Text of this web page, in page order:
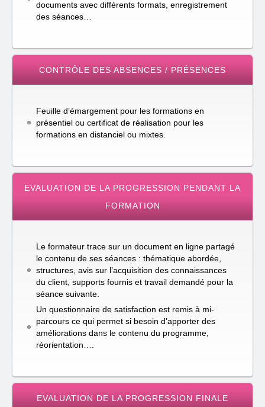
documents avec différents formats, enregistrement
des séances…
CONTRÔLE DES ABSENCES / PRÉSENCES
Feuille d’émargement pour les formations en
présentiel ou certificat de réalisation pour les
formations en distanciel ou mixtes.
EVALUATION DE LA PROGRESSION PENDANT LA
FORMATION
Le formateur trace sur un document en ligne partagé
le contenu de ses séances : thématique abordée,
structures, avis sur l’acquisition des connaissances
du client, supports fournis et travail demandé pour la
séance suivante.
Un questionnaire de satisfaction est remis à mi-
parcours ce qui permet si besoin d’apporter des
améliorations dans le contenu du programme,
réorientation….
EVALUATION DE LA PROGRESSION FINALE